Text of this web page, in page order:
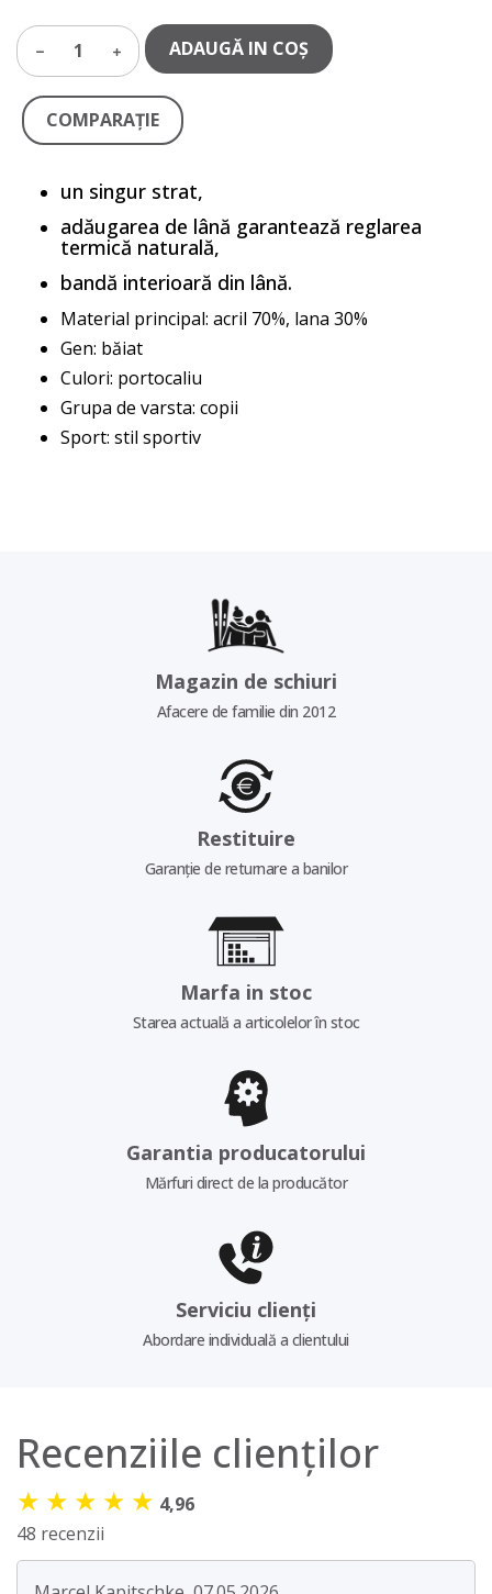
1 ADAUGĂ IN COŞ
COMPARAŢIE
un singur strat,
adăugarea de lână garantează reglarea
termică naturală,
bandă interioară din lână.
Material principal: acril 70%, lana 30%
Gen: băiat
Culori: portocaliu
Grupa de varsta: copii
Sport: stil sportiv
Magazin de schiuri
Afacere de familie din 2012
Restituire
Garanție de returnare a banilor
Marfa in stoc
Starea actuală a articolelor în stoc
Garantia producatorului
Mărfuri direct de la producător
Serviciu clienți
Abordare individuală a clientului
Recenziile clienților
★ ★ ★ ★ ★ 4,96
48 recenzii